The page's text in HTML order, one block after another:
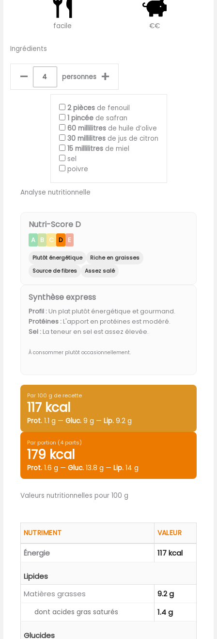
facile €€
Ingrédients
– personnes +
2 piècesde fenouil
1 pincéede safran
60 millilitresde huile d’olive
30 millilitresde jus de citron
15 millilitresde miel
sel
poivre
Analyse nutritionnelle
Nutri-Score D
A B C D E
Plutôt énergétique
Riche en graisses
Source de fibres
Assez salé
Synthèse express
Profil :Un plat plutôt énergétique et gourmand.
Protéines :L'apport en protéines est modéré.
Sel :La teneur en sel est assez élevée.
À consommer plutôt occasionnellement.
Par 100 g de recette
117 kcal
Prot.1.1 g — Gluc.9 g — Lip.9.2 g
Par portion (4 parts)
179 kcal
Prot.1.6 g — Gluc.13.8 g — Lip.14 g
Valeurs nutritionnelles pour 100 g
NUTRIMENT VALEUR
Énergie 117 kcal
Lipides
Matières grasses
9.2 g
dont acides gras saturés 1.4 g
Glucides